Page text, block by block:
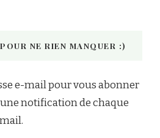
NE RIEN MANQUER :)
e-mail pour vous abonner
notification de chaque